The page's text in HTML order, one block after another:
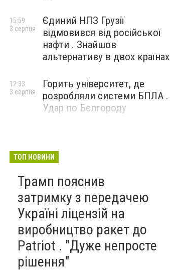
Єдиний НПЗ Грузії
відмовився від російської
нафти . Знайшов
альтернативу в двох країнах
15:59
3 серпня
Горить університет, де
розробляли системи БПЛА .
Удар по Бєлгороду
12:33
3 серпня
ТОП НОВИНИ
Трамп пояснив
затримку з передачею
Україні ліцензій на
виробництво ракет до
Patriot . "Дуже непросте
рішення"